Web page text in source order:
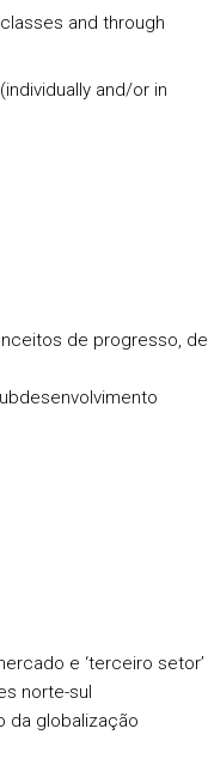
and through
and/or in
de progresso, de
e ‘terceiro setor’
norte-sul
da globalização